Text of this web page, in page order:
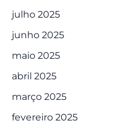
julho 2025
junho 2025
maio 2025
abril 2025
março 2025
fevereiro 2025